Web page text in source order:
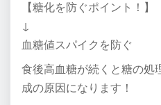
【糖化を防ぐポイント！】
↓
血糖値スパイクを防ぐ
食後高血糖が続くと糖の処
成の原因になります！